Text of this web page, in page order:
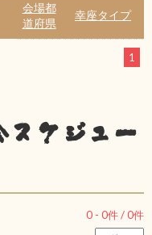
会場都
道府県
幸座タイプ
1
スケジュー
0 - 0件 /0件